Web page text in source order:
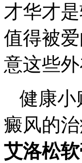
才华才
值得被
意这些
健康小
癜风的
艾洛松